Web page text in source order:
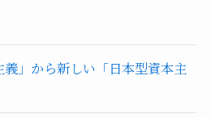
」から新しい「日本型資本主